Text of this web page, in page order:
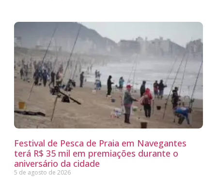
Festival de Pesca de Praia em Navegantes
terá R$ 35 mil em premiações durante o
aniversário da cidade
5 de agosto de 2026